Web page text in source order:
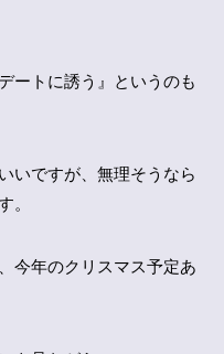
ートに誘う』というのも
いですが、無理そうなら
。
今年のクリスマス予定あ